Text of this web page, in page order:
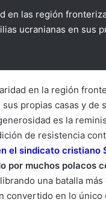
en las región
ucranianas en sus
en la región
propias casas y
es la
de resistencia
el sindicato cristiano
por muchos polacos
una batalla
convertido en lo